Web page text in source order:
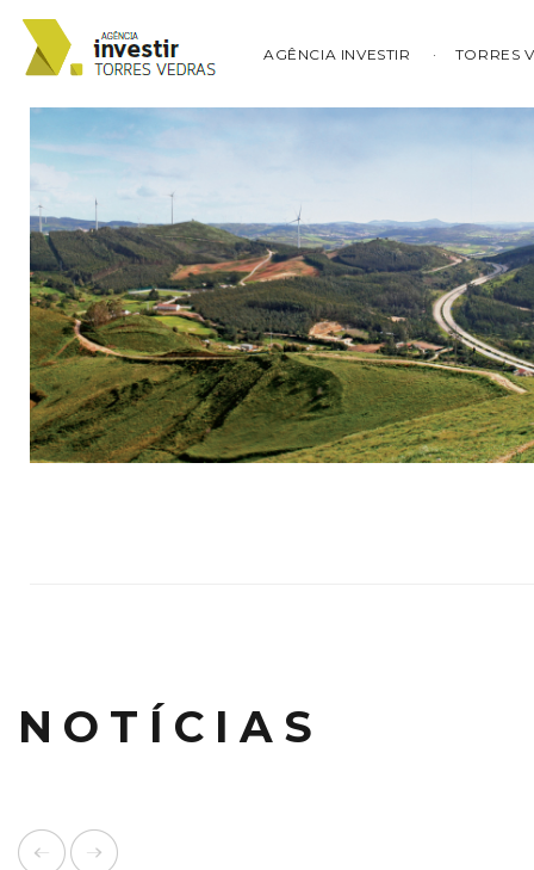
AGÊNCIA INVESTIR TORRES
NOTÍCIAS